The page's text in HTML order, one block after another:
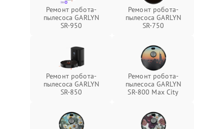
Ремонт робота-
пылесоса GARLYN
SR-950
Ремонт робота-
пылесоса GARLYN
SR-750
Ремонт робота-
пылесоса GARLYN
SR-850
Ремонт робота-
пылесоса GARLYN
SR-800 Max City